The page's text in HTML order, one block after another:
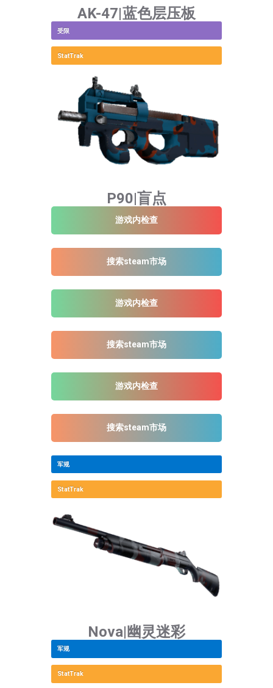
AK-47|蓝色层压板
受限
StatTrak
P90|盲点
游戏内检查
搜索steam市场
游戏内检查
搜索steam市场
游戏内检查
搜索steam市场
军规
StatTrak
Nova|幽灵迷彩
军规
StatTrak